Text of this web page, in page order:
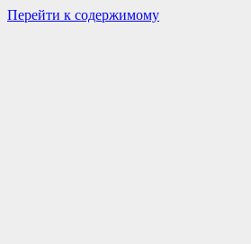
Перейти к содержимому